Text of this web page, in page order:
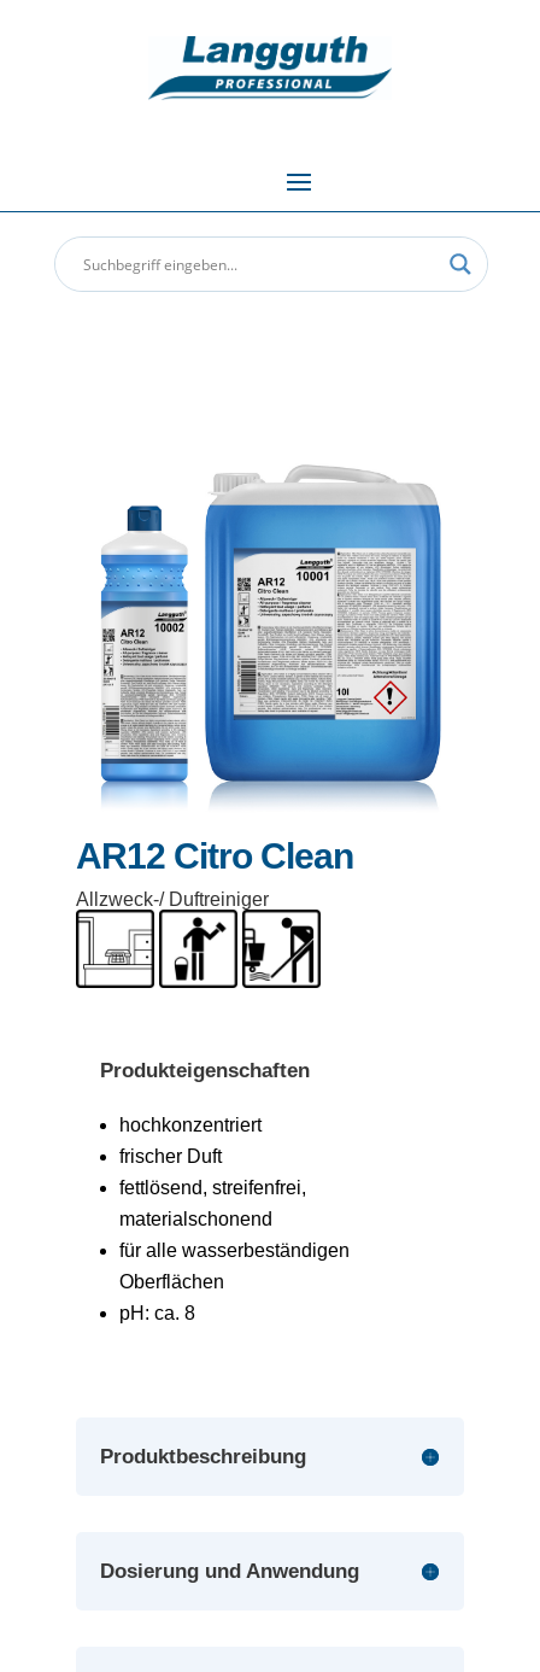
AR12 Citro Clean
Allzweck-/ Duftreiniger
Produkteigenschaften
hochkonzentriert
frischer Duft
fettlösend, streifenfrei,
materialschonend
für alle wasserbeständigen
Oberflächen
pH: ca. 8
Produktbeschreibung
Dosierung und Anwendung